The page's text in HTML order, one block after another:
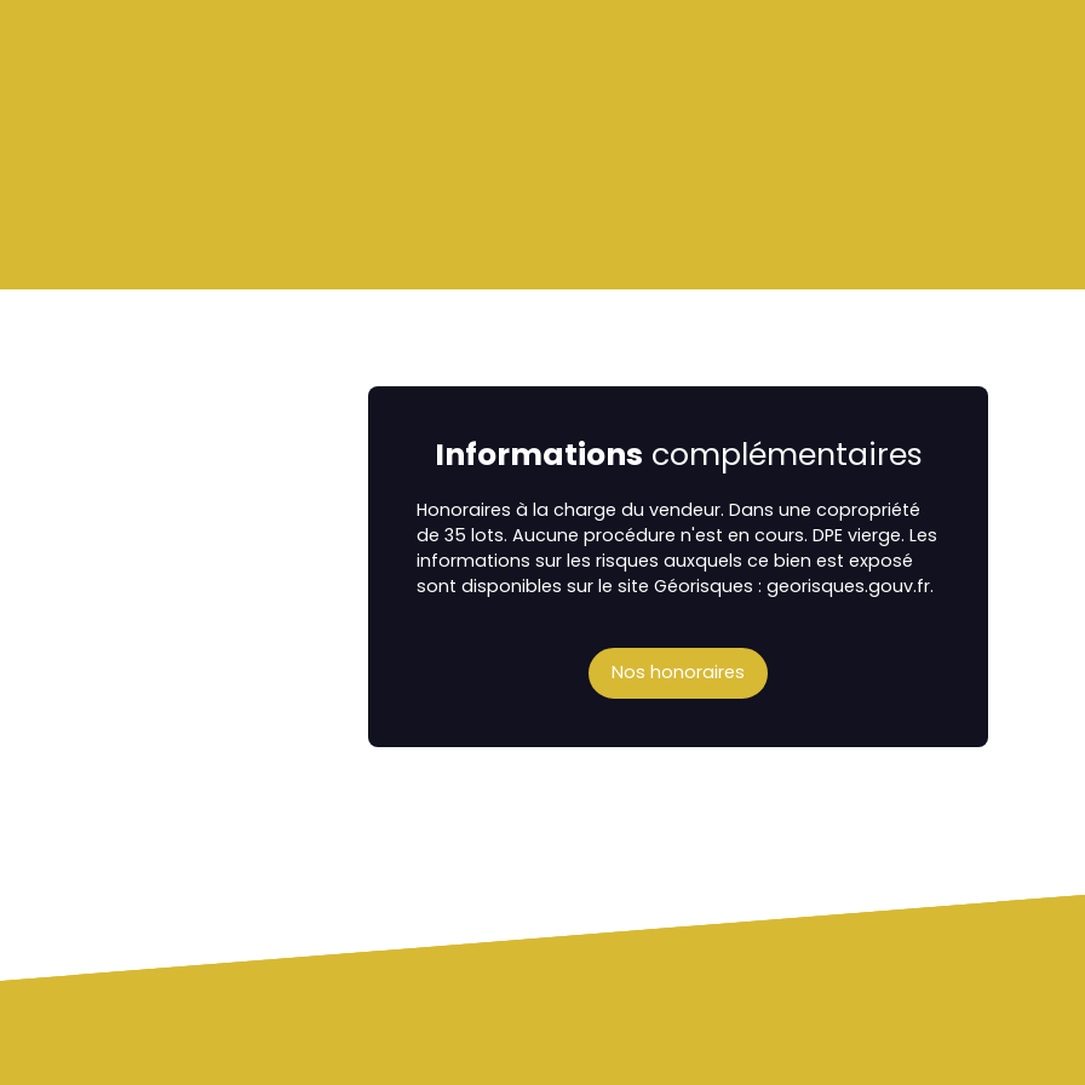
Informations complémentaires
Honoraires à la charge du vendeur. Dans une copropriété
de 35 lots. Aucune procédure n'est en cours. DPE vierge. Les
informations sur les risques auxquels ce bien est exposé
sont disponibles sur le site Géorisques : georisques.gouv.fr.
Nos honoraires